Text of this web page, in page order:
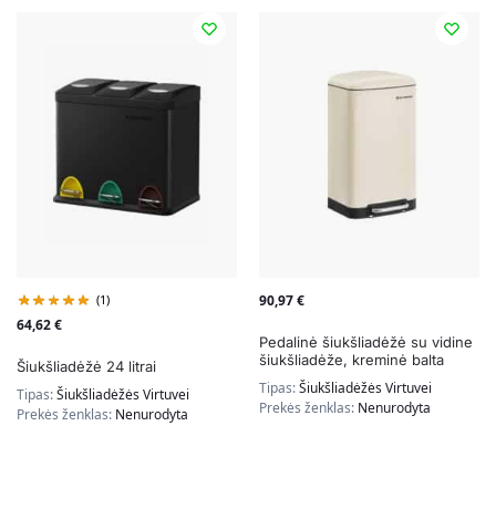
(1)
64,62€
Šiukšliadėžė 24 litrai
Tipas:Šiukšliadėžės Virtuvei
Prekės ženklas: Nenurodyta
90,97€
Pedalinė šiukšliadėžė su vidine
šiukšliadėže, kreminė balta
Tipas:Šiukšliadėžės Virtuvei
Prekės ženklas: Nenurodyta